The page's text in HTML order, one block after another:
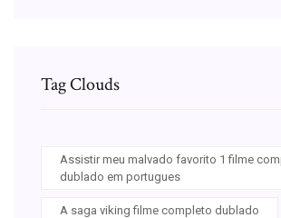
Tag Clouds
Assistir meu malvado favorito 1 filme
dublado em portugues
A saga viking filme completo dublado